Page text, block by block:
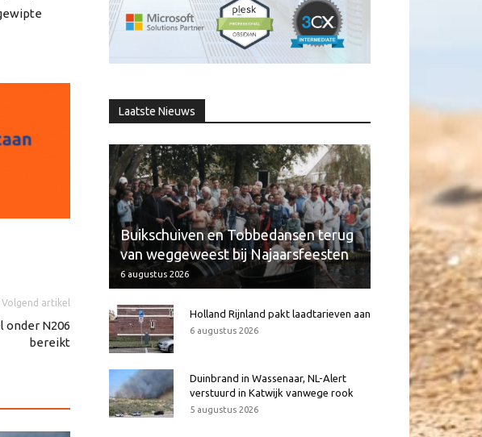
Volgend artikel
N206
bereikt
Laatste Nieuws
Buikschuiven en Tobbedansen terug
van weggeweest bij Najaarsfeesten
6 augustus 2026
Holland Rijnland pakt laadtarieven aan
6 augustus 2026
Duinbrand in Wassenaar, NL-Alert
verstuurd in Katwijk vanwege rook
5 augustus 2026